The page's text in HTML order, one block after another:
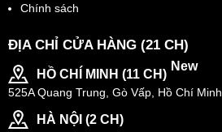
Chính sách
ĐỊA CHỈ CỬA HÀNG (21 CH)
HỒ CHÍ MINH (11 CH)
New
525A Quang Trung, Gò Vấp, Hồ Chí Minh
HÀ NỘI (2 CH)